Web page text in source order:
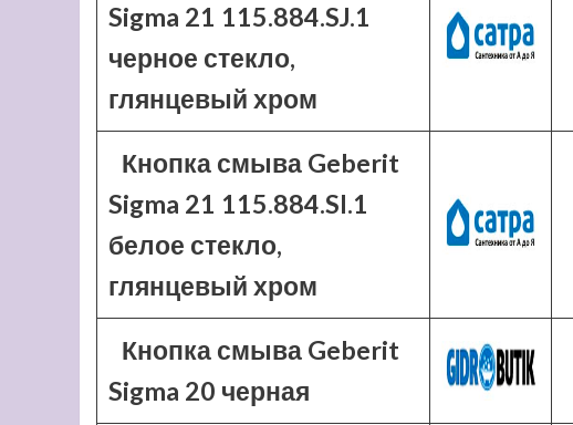
Sigma 21 115.884.SJ.1
черное стекло,
глянцевый хром
Кнопка смыва Geberit
Sigma 21 115.884.SI.1
белое стекло,
глянцевый хром
Кнопка смыва Geberit
Sigma 20 черная